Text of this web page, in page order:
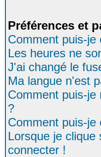
Préférences et
Comment puis-je
Les heures ne
J'ai changé le
Ma langue n'est
Comment puis-
?
Comment puis-je
Lorsque je
connecter !